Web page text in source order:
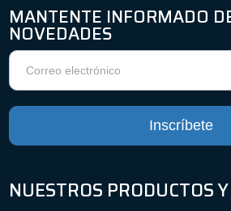
MANTENTE INFORMADO
NOVEDADES
Boletín
de
noticias
Inscríbete
NUESTROS PRODUCTOS